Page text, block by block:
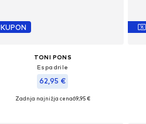
KUPON
TONI PONS
Espadrile
62,95 €
Na voljo v različnih velikostih
Zadnja najnižja cena69,95 €